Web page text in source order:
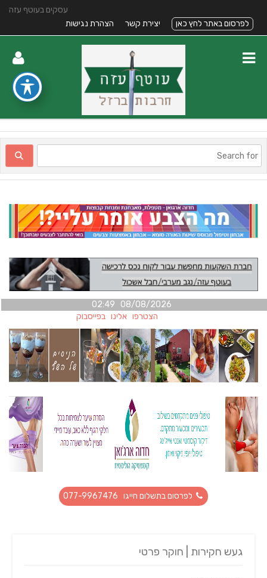
עסקים בעוטף עזה
לפרסום באתר לחץ כאן
יצירת קשר הצהרת נגישות
08/08/2026 02:49
הצטרפו אלינו בפייסבוק
לפרסום בתשלום חייגו 077-9967476
געש חקירות | חוקר פרטי